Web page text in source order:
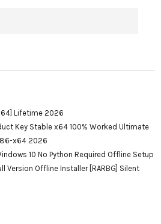
Lifetime 2026
Key Stable x64 100% Worked Ultimate
x64 2026
10 No Python Required Offline Setup
Offline Installer [RARBG] Silent